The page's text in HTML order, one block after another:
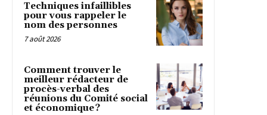
Techniques infaillibles
pour vous rappeler le
nom des personnes
7 août 2026
Comment trouver le
meilleur rédacteur de
procès-verbal des
réunions du Comité social
et économique ?